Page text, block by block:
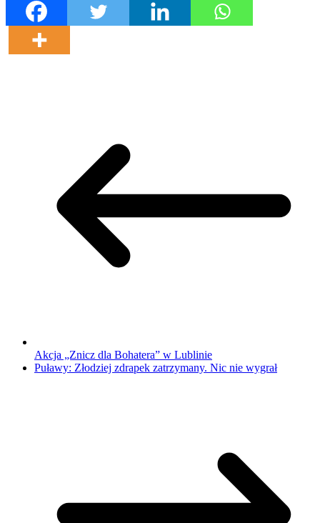
Akcja „Znicz dla Bohatera” w Lublinie
Puławy: Złodziej zdrapek zatrzymany. Nic nie wygrał